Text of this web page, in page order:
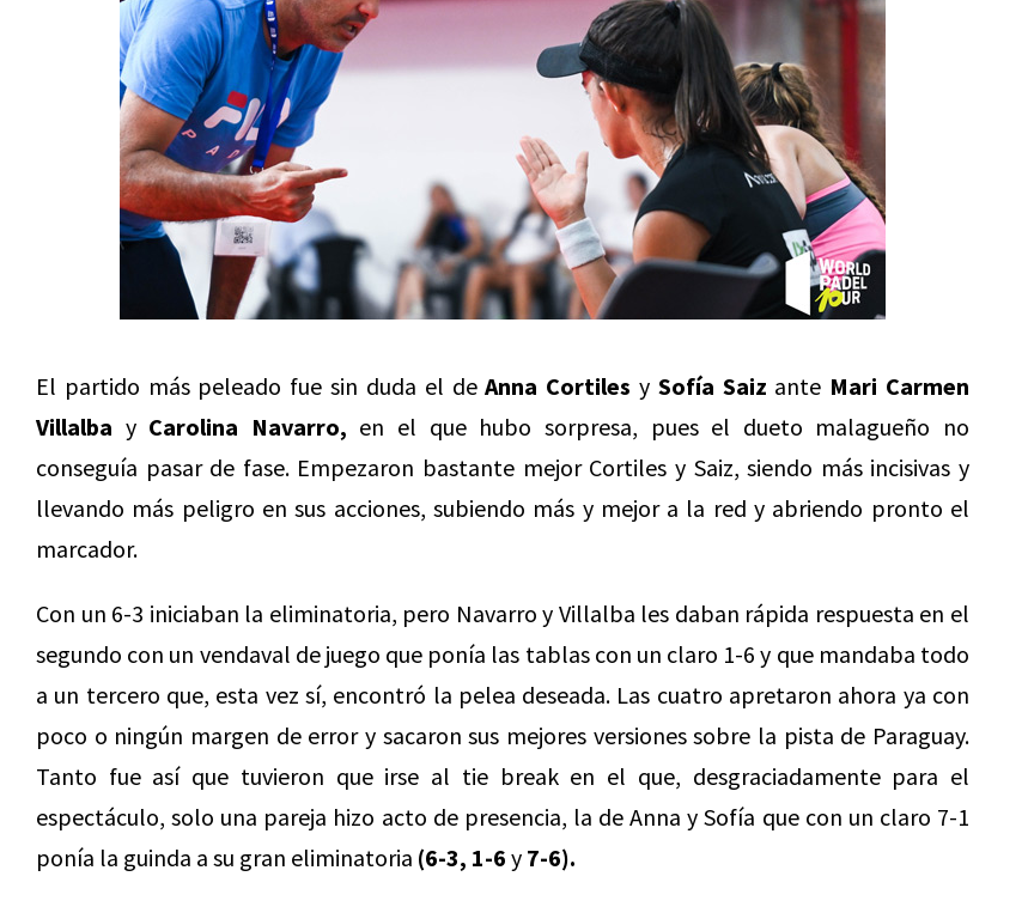
El partido más peleado fue sin duda el deAnna Cortiles y Sofía Saiz ante Mari Carmen
Villalba y Carolina Navarro, en el que hubo sorpresa, pues el dueto malagueño no
conseguía pasar de fase. Empezaron bastante mejor Cortiles y Saiz, siendo más incisivas y
llevando más peligro en sus acciones, subiendo más y mejor a la red y abriendo pronto el
marcador.
Con un 6-3 iniciaban la eliminatoria, pero Navarro y Villalba les daban rápida respuesta en el
segundo con un vendaval de juego que ponía las tablas con un claro 1-6 y que mandaba todo
a un tercero que, esta vez sí, encontró la pelea deseada. Las cuatro apretaron ahora ya con
poco o ningún margen de error y sacaron sus mejores versiones sobre la pista de Paraguay.
Tanto fue así que tuvieron que irse al tie break en el que, desgraciadamente para el
espectáculo, solo una pareja hizo acto de presencia, la de Anna y Sofía que con un claro 7-1
ponía la guinda a su gran eliminatoria (6-3, 1-6 y 7-6).